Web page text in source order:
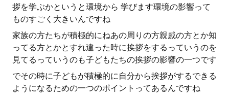
拶を学ぶかというと環境から 学びます環境の影響って
ものすごく大きいんですね
家族の方たちが積極的にねあの周りの方親戚の方とか知
ってる方とかとすれ違った時に挨拶をするっていうのを
見てるっていうのも子どもたちの挨拶の影響の一つです
でその時に子どもが積極的に自分から挨拶がするできる
ようになるための一つのポイントってあるんですね